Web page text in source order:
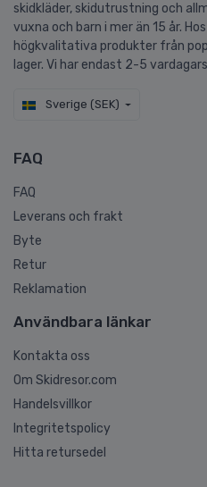
skidkläder, skidutrustning och
vuxna och barn i mer än 15 år.
högkvalitativa produkter från
lager. Vi har endast 2-5
Sverige (SEK)
FAQ
FAQ
Leverans och frakt
Byte
Retur
Reklamation
Användbara länkar
Kontakta oss
Om Skidresor.com
Handelsvillkor
Integritetspolicy
Hitta retursedel